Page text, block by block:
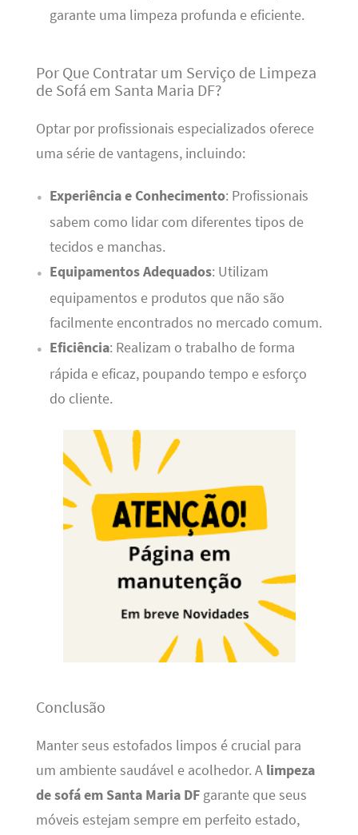
garante uma limpeza profunda e eficiente.
Por Que Contratar um Serviço de Limpeza
de Sofá em Santa Maria DF?
Optar por profissionais especializados oferece
uma série de vantagens, incluindo:
Experiência e Conhecimento: Profissionais
sabem como lidar com diferentes tipos de
tecidos e manchas.
Equipamentos Adequados: Utilizam
equipamentos e produtos que não são
facilmente encontrados no mercado comum.
Eficiência: Realizam o trabalho de forma
rápida e eficaz, poupando tempo e esforço
do cliente.
Conclusão
Manter seus estofados limpos é crucial para
um ambiente saudável e acolhedor. A limpeza
de sofá em Santa Maria DFgarante que seus
móveis estejam sempre em perfeito estado,